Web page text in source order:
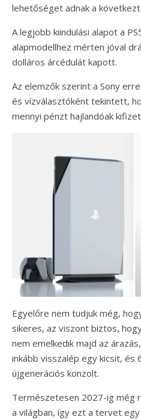
lehetőséget adnak a
A legjobb kiindulási alapot a
alapmodellhez mérten jóval
dolláros árcédulát kapott.
Az elemzők szerint a Sony
és vízválasztóként tekintett,
mennyi pénzt hajlandóak
Egyelőre nem tudjuk még,
sikeres, az viszont biztos,
nem emelkedik majd az
inkább visszalép egy kicsit, és
újgenerációs konzolt.
Természetesen 2027-ig még
a világban, így ezt a tervet